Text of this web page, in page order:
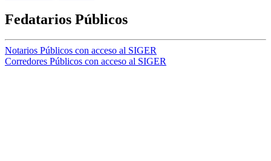
Fedatarios Públicos
Notarios Públicos con acceso al SIGER
Corredores Públicos con acceso al SIGER